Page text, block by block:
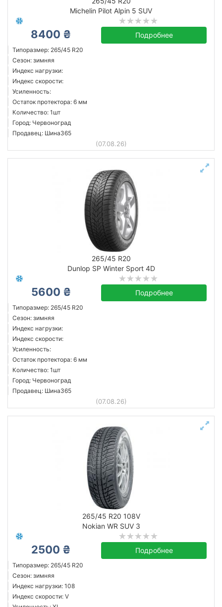
Michelin Pilot Alpin 5 SUV
8400 ₴ Подробнее
Типоразмер: 265/45 R20
Сезон: зимняя
Индекс нагрузки:
Индекс скорости:
Усиленность:
Остаток протектора: 6 мм
Количество: 1шт
Город: Червоноград
Продавец: Шина365
(07.08.26)
265/45 R20
Dunlop SP Winter Sport 4D
5600 ₴ Подробнее
Типоразмер: 265/45 R20
Сезон: зимняя
Индекс нагрузки:
Индекс скорости:
Усиленность:
Остаток протектора: 6 мм
Количество: 1шт
Город: Червоноград
Продавец: Шина365
(07.08.26)
265/45 R20 108V
Nokian WR SUV 3
2500 ₴ Подробнее
Типоразмер: 265/45 R20
Сезон: зимняя
Индекс нагрузки: 108
Индекс скорости: V